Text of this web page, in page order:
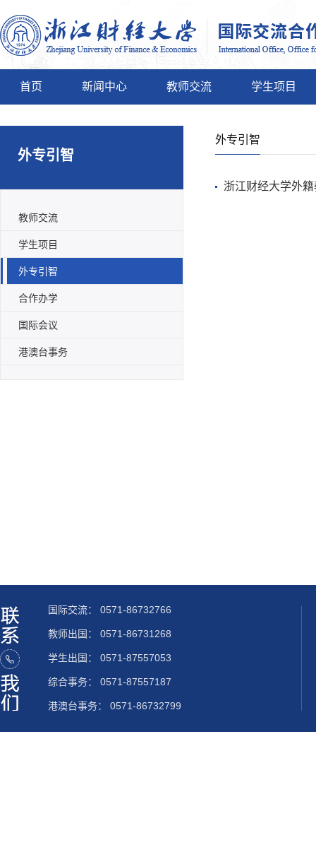
首页 新闻中心 教师交流 学生项目
外专引智
教师交流
学生项目
外专引智
合作办学
国际会议
港澳台事务
外专引智
浙江财经大学外
国际交流： 0571-86732766
教师出国： 0571-86731268
学生出国： 0571-87557053
综合事务： 0571-87557187
港澳台事务： 0571-86732799